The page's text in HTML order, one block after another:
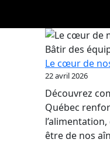
Le cœur de
22 avril 2026
Découvrez
Québec
être de nos